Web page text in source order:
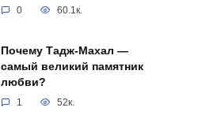
0 60.1к.
Почему Тадж-Махал —
самый великий памятник
любви?
1 52к.